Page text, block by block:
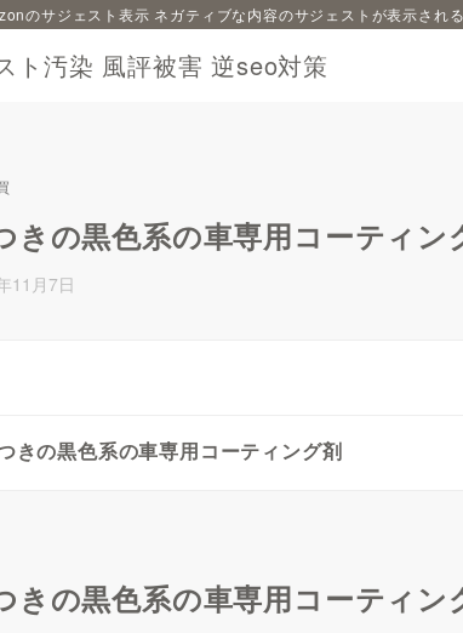
ト汚染 風評被害 逆seo対策
のサジェスト表示 ネガティブな内容のサジェストが表示される
きの黒色系の車専用コーティン
11月7日
きの黒色系の車専用コーティング剤
きの黒色系の車専用コーティン